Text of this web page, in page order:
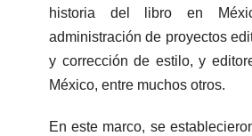
historia del libro en
administración de proyectos
y corrección de estilo, y
México, entre muchos otros.
En este marco, se